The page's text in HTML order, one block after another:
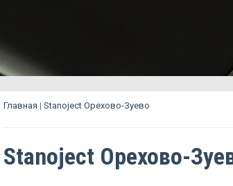
Главная | Stanoject Орехово-Зуево
Stanoject Орехово-